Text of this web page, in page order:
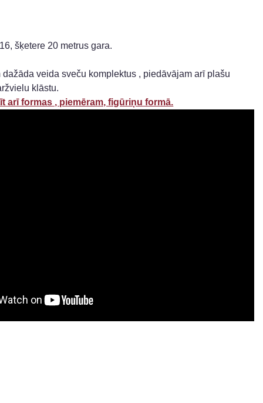
šķetere 20 metrus gara.
veida sveču komplektus , piedāvājam arī plašu
klāstu.
arī formas , piemēram, figūriņu formā.